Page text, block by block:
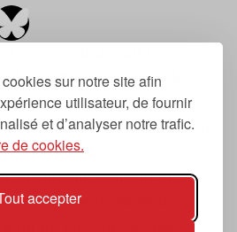
sur notre site afin
utilisateur, de fournir
et d’analyser notre trafic.
de cookies.
accepter
indépendant sur la
tendances, dont la
de 2007.
« prochain », « suivant
à la thématique du
nouvelles tendances
de la musique
ou du hip hop, et des